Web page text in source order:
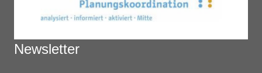
Newsletter